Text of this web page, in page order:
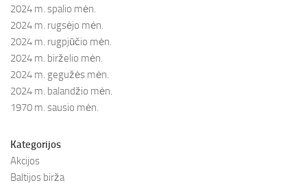
2024 m. spalio mėn.
2024 m. rugsėjo mėn.
2024 m. rugpjūčio mėn.
2024 m. birželio mėn.
2024 m. gegužės mėn.
2024 m. balandžio mėn.
1970 m. sausio mėn.
Kategorijos
Akcijos
Baltijos birža